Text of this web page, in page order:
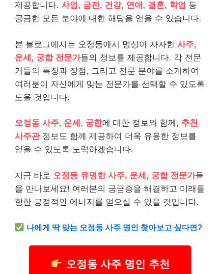
제공합니다. 사업, 금전, 건강, 연애, 결혼, 학업 등
궁금한 모든 분야에 대한 해답을 얻을 수 있습니다.
본 블로그에서는 오정동에서 명성이 자자한 사주,
운세, 궁합 전문가들의 정보를 제공합니다. 각 전문
가들의 특징과 장점, 그리고 전문 분야를 소개하여
여러분이 자신에게 맞는 전문가를 선택할 수 있도록
도울 것입니다.
오정동 사주, 운세, 궁합에 대한 정보와 함께, 추천
사주관정보도 함께 제공하여 더욱 유용한 정보를
얻을 수 있도록 노력하겠습니다.
지금 바로 오정동 유명한 사주, 운세, 궁합 전문가들
을 만나보세요! 여러분의 궁금증을 해결하고 미래를
향한 긍정적인 에너지를 얻으실 수 있을 것입니다.
나에게 딱 맞는 오정동 사주 명인 찾아보고 싶다면?
오정동 사주 명인 추천